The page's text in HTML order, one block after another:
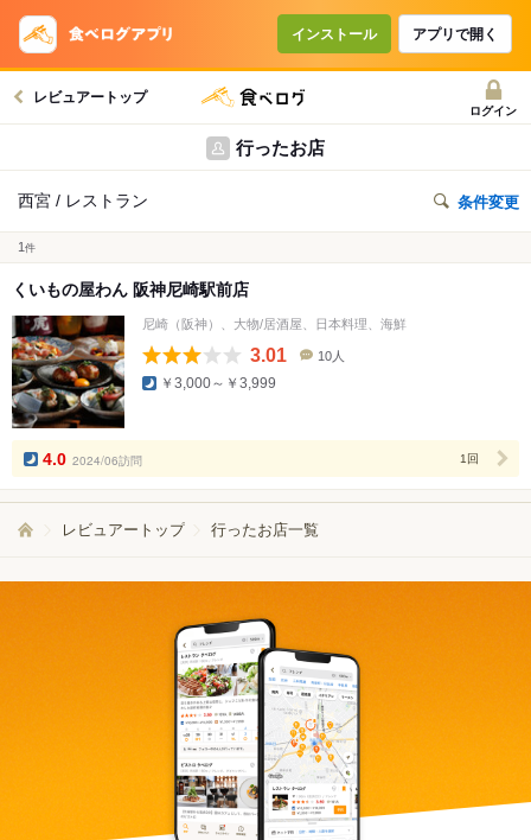
インストール アプリで開く
レビュアートップ
ログイン
行ったお店
西宮 / レストラン 条件変更
1 件
くいもの屋わん 阪神尼崎駅前店
尼崎（阪神）、大物/居酒屋、日本料理、海鮮
3.01
数
10人
￥3,000～￥3,999
4.0 2024/06訪問 1回
レビュアートップ 行ったお店一覧